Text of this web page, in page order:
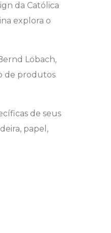
da Católica
explora o
Löbach,
de produtos
de seus
papel,